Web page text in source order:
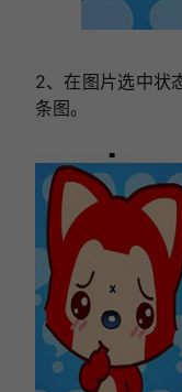
2、在图片选中状
条图。